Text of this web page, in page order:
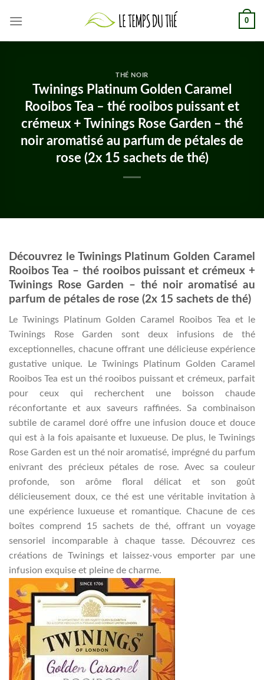
0
THÉ NOIR
Twinings Platinum Golden Caramel
Rooibos Tea – thé rooibos puissant et
crémeux + Twinings Rose Garden – thé
noir aromatisé au parfum de pétales de
rose (2x 15 sachets de thé)
Découvrez le Twinings Platinum Golden Caramel
Rooibos Tea – thé rooibos puissant et crémeux +
Twinings Rose Garden – thé noir aromatisé au
parfum de pétales de rose (2x 15 sachets de thé)
Le Twinings Platinum Golden Caramel Rooibos Tea et le
Twinings Rose Garden sont deux infusions de thé
exceptionnelles, chacune offrant une délicieuse expérience
gustative unique. Le Twinings Platinum Golden Caramel
Rooibos Tea est un thé rooibos puissant et crémeux, parfait
pour ceux qui recherchent une boisson chaude
réconfortante et aux saveurs raffinées. Sa combinaison
subtile de caramel doré offre une infusion douce et douce
qui est à la fois apaisante et luxueuse. De plus, le Twinings
Rose Garden est un thé noir aromatisé, imprégné du parfum
enivrant des précieux pétales de rose. Avec sa couleur
profonde, son arôme floral délicat et son goût
délicieusement doux, ce thé est une véritable invitation à
une expérience luxueuse et romantique. Chacune de ces
boîtes comprend 15 sachets de thé, offrant un voyage
sensoriel incomparable à chaque tasse. Découvrez ces
créations de Twinings et laissez-vous emporter par une
infusion exquise et pleine de charme.